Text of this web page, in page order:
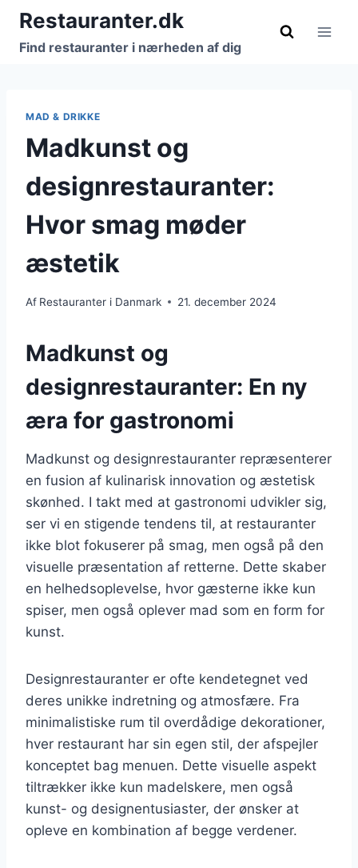
Fortsæt
indhold
Restauranter.dk
Find restauranter i nærheden af dig
MAD & DRIKKE
Madkunst og
designrestauranter:
Hvor smag møder
æstetik
Af Restauranter i Danmark 21. december 2024
Madkunst og
designrestauranter: En ny
æra for gastronomi
Madkunst og designrestauranter repræsenterer
en fusion af kulinarisk innovation og æstetisk
skønhed. I takt med at gastronomi udvikler sig,
ser vi en stigende tendens til, at restauranter
ikke blot fokuserer på smag, men også på den
visuelle præsentation af retterne. Dette skaber
en helhedsoplevelse, hvor gæsterne ikke kun
spiser, men også oplever mad som en form for
kunst.
Designrestauranter er ofte kendetegnet ved
deres unikke indretning og atmosfære. Fra
minimalistiske rum til overdådige dekorationer,
hver restaurant har sin egen stil, der afspejler
konceptet bag menuen. Dette visuelle aspekt
tiltrækker ikke kun madelskere, men også
kunst- og designentusiaster, der ønsker at
opleve en kombination af begge verdener.